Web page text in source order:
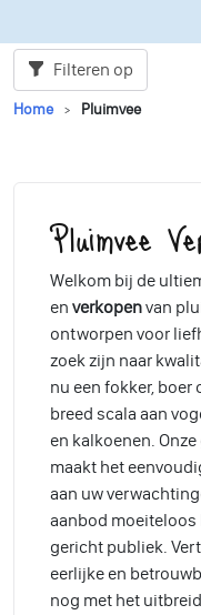
Filteren op
Home Pluimvee
Pluimvee
Welkom bij de
en verkopenvan
ontworpen voor
zoek zijn naar
nu een fokker, boer
breed scala aan
en kalkoenen.
maakt het
aan uw
aanbod moeiteloos
gericht publiek.
eerlijke en
nog met het